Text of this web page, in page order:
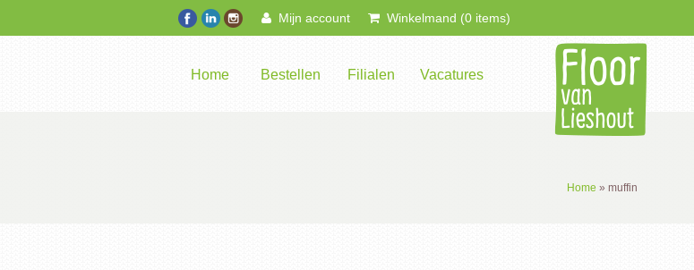
Mijn account Winkelmand (0 items)
Home Bestellen Filialen Vacatures
Home » muffin